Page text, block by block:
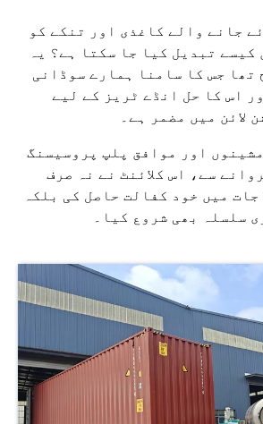
جانے والے کاغذی اور تنکے کو
کیسے تبدیل کیا جا سکتا ہے؟ یہ
تھا جس کا سامنا ہمارے سوڈانی
اس کا حل انڈے ٹریز کے لیے
لائن میں مضمر ہے۔
اور موافق پلپ پروسیسنگ
سے، اس کلائنٹ نے نہ صرف
میں خود کفالت حاصل کی بلکہ
سلسلہ بھی شروع کیا۔